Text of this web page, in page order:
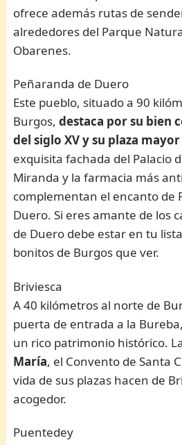
ofrece además rutas de
alrededores del Parque
Obarenes.
Peñaranda de Duero
Este pueblo, situado a 90
Burgos,destaca por su bien
del siglo XV y su plaza
exquisita fachada del Palacio
Miranda y la farmacia más
complementan el encanto de
Duero. Si eres amante de los
de Duero debe estar en tu
bonitos de Burgos que ver.
Briviesca
A 40 kilómetros al norte de
puerta de entrada a la
un rico patrimonio histórico.
María, el Convento de Santa
vida de sus plazas hacen de
acogedor.
Puentedey